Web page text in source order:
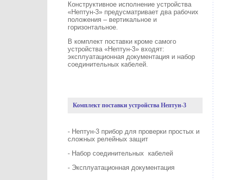
Конструктивное исполнение устройства
«Нептун-3» предусматривает два рабочих
положения – вертикальное и
горизонтальное.
В комплект поставки кроме самого
устройства «Нептун-3» входят:
эксплуатационная документация и набор
соединительных кабелей.
Комплект поставки устройства Нептун-3
- Нептун-3 прибор для проверки простых и
сложных релейных защит
- Набор соединительных кабелей
- Эксплуатационная документация